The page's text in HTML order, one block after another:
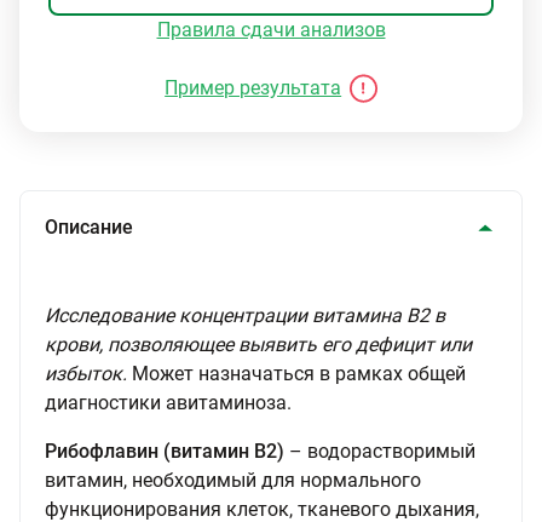
Правила сдачи анализов
Пример результата
Описание
Исследование концентрации витамина В2 в
крови, позволяющее выявить его дефицит или
избыток. Может назначаться в рамках общей
диагностики авитаминоза.
Рибофлавин (витамин В2) – водорастворимый
витамин, необходимый для нормального
функционирования клеток, тканевого дыхания,